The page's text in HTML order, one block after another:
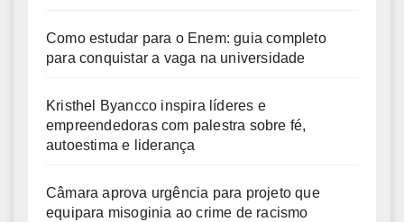
Como estudar para o Enem: guia completo
para conquistar a vaga na universidade
Kristhel Byancco inspira líderes e
empreendedoras com palestra sobre fé,
autoestima e liderança
Câmara aprova urgência para projeto que
equipara misoginia ao crime de racismo